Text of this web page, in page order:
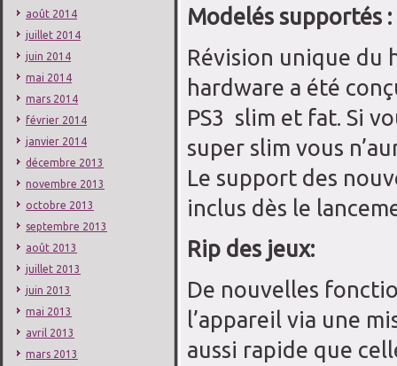
août 2014
juillet 2014
juin 2014
mai 2014
mars 2014
février 2014
janvier 2014
décembre 2013
novembre 2013
octobre 2013
septembre 2013
août 2013
juillet 2013
juin 2013
mai 2013
avril 2013
mars 2013
Modelés supportés :
Révision unique du
hardware a été
PS3 slim et fat. Si
super slim vous
Le support des
inclus dès le
Rip des jeux:
De nouvelles
l’appareil via une
aussi rapide que